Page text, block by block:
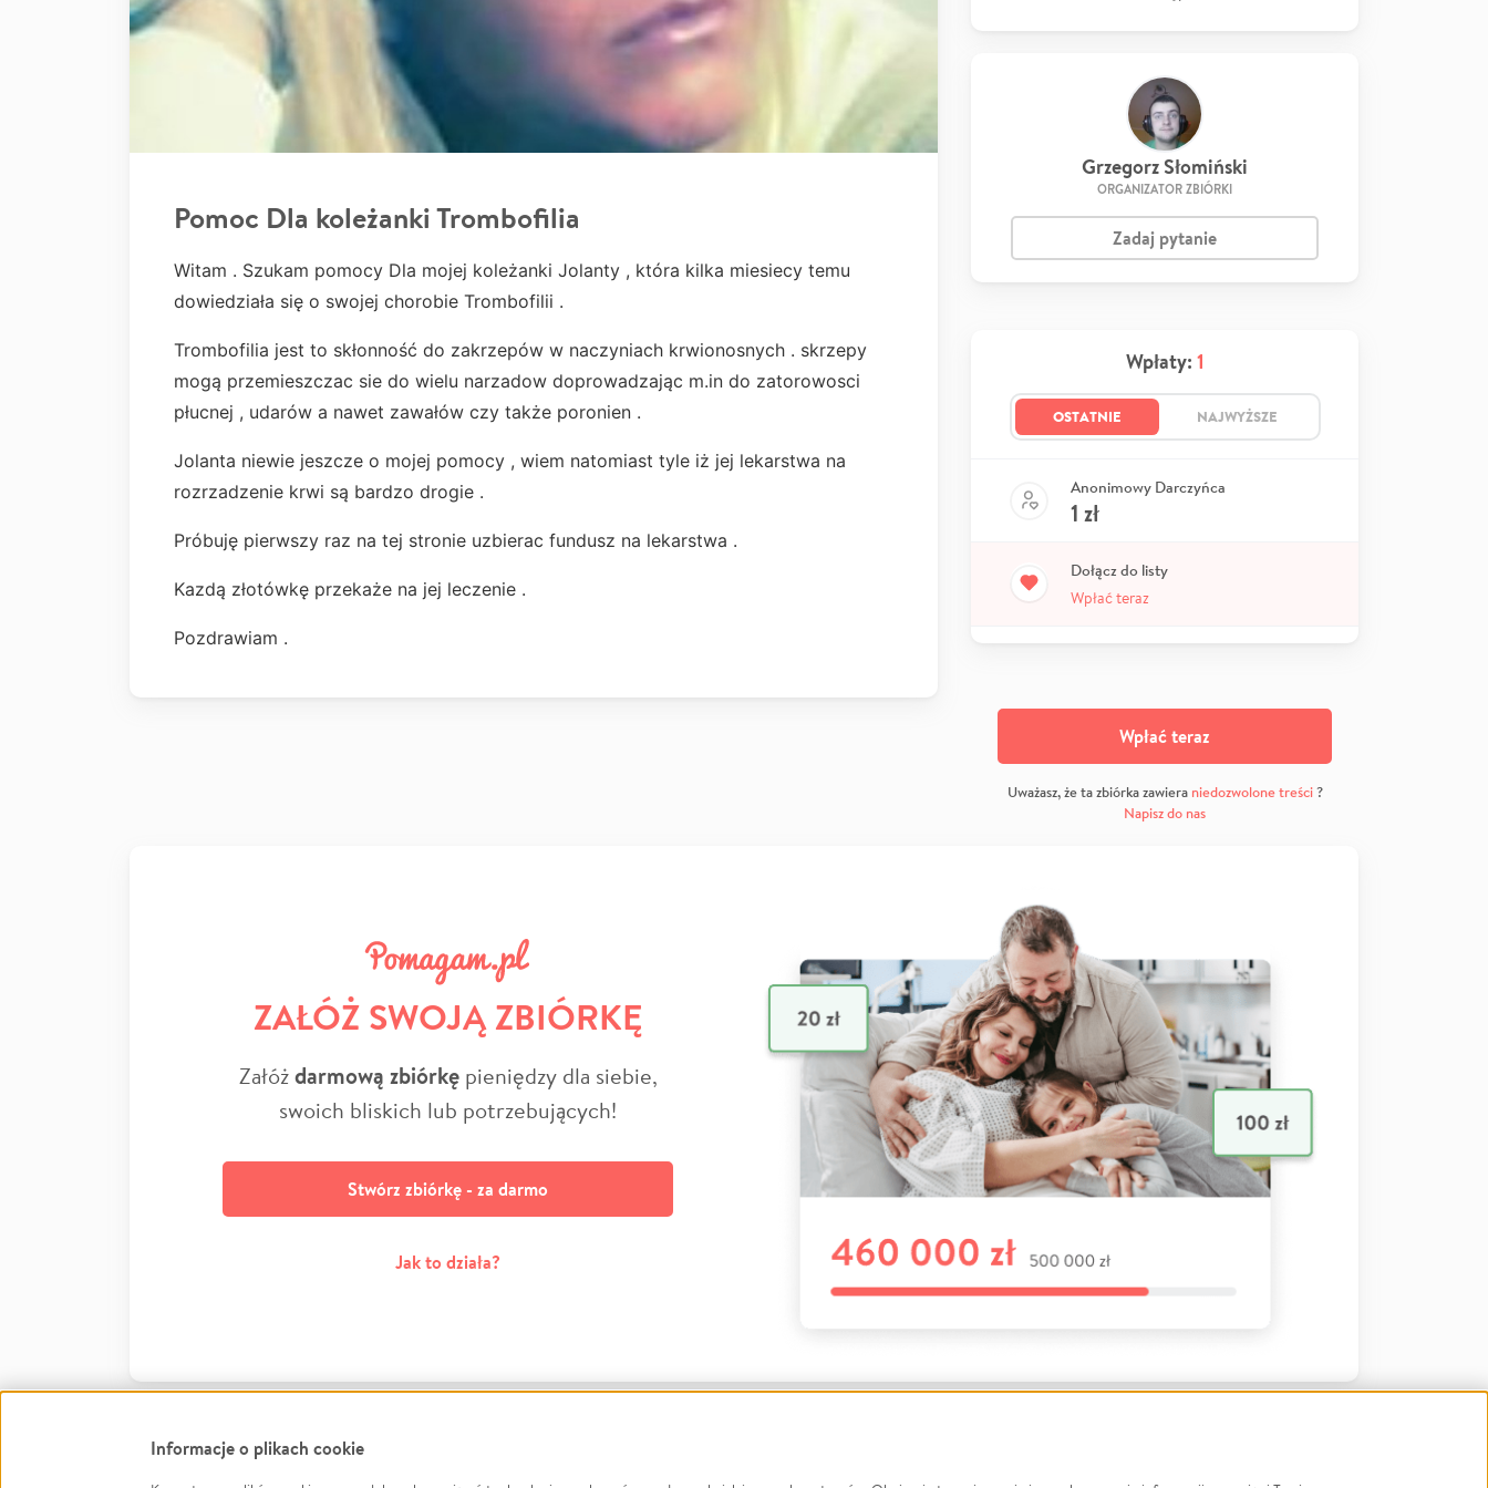
Pomoc Dla koleżanki Trombofilia
Witam . Szukam pomocy Dla mojej koleżanki Jolanty , która kilka miesiecy temu
dowiedziała się o swojej chorobie Trombofilii .
Trombofilia jest to skłonność do zakrzepów w naczyniach krwionosnych . skrzepy
mogą przemieszczac sie do wielu narzadow doprowadzając m.in do zatorowosci
płucnej , udarów a nawet zawałów czy także poronien .
Jolanta niewie jeszcze o mojej pomocy , wiem natomiast tyle iż jej lekarstwa na
rozrzadzenie krwi są bardzo drogie .
Próbuję pierwszy raz na tej stronie uzbierac fundusz na lekarstwa .
Kazdą złotówkę przekaże na jej leczenie .
Pozdrawiam .
Grzegorz Słomiński
ORGANIZATOR ZBIÓRKI
Zadaj pytanie
Wpłaty: 1
OSTATNIE NAJWYŻSZE
Anonimowy Darczyńca
1 zł
Dołącz do listy
Wpłać teraz
Wpłać teraz
Uważasz, że ta zbiórka zawiera niedozwolone treści?
Napisz do nas
ZAŁÓŻ SWOJĄ ZBIÓRKĘ
Załóżdarmową zbiórkępieniędzy dla siebie,
swoich bliskich lub potrzebujących!
Stwórz zbiórkę - za darmo
Jak to działa?
Informacje o plikach cookie